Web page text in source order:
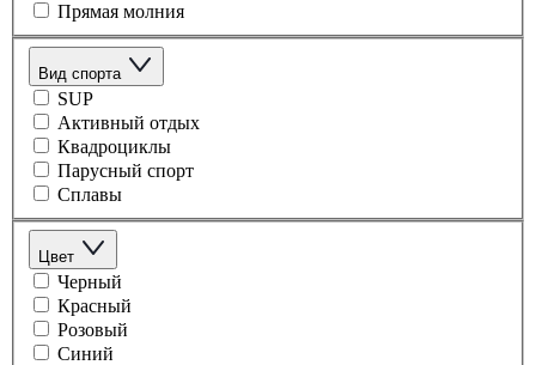
Прямая молния
Вид спорта
SUP
Активный отдых
Квадроциклы
Парусный спорт
Сплавы
Цвет
Черный
Красный
Розовый
Синий